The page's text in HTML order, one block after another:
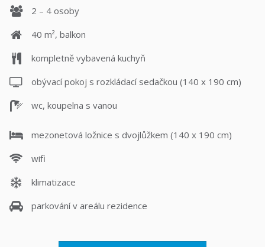
2 – 4 osoby
40 m², balkon
kompletně vybavená kuchyň
obývací pokoj s rozkládací sedačkou (140 x 190 cm)
wc, koupelna s vanou
mezonetová ložnice s dvojlůžkem (140 x 190 cm)
wifi
klimatizace
parkování v areálu rezidence